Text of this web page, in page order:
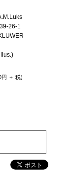
26-1
円 ＋ 税)